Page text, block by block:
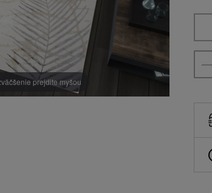
prejdite myšou